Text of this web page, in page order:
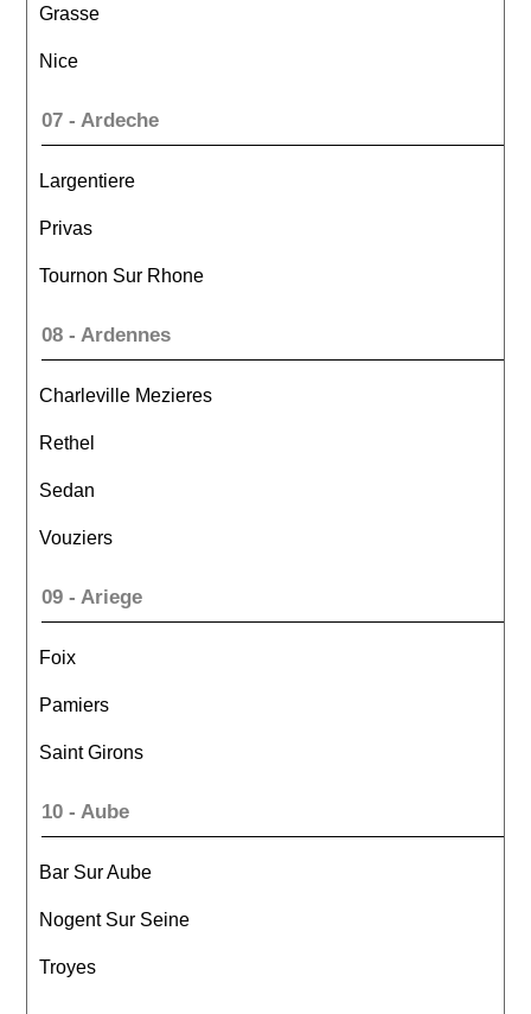
Grasse
Nice
07 - Ardeche
Largentiere
Privas
Tournon Sur Rhone
08 - Ardennes
Charleville Mezieres
Rethel
Sedan
Vouziers
09 - Ariege
Foix
Pamiers
Saint Girons
10 - Aube
Bar Sur Aube
Nogent Sur Seine
Troyes